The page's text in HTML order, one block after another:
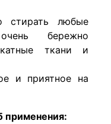
стирать любые
бережно
ткани и
и приятное на